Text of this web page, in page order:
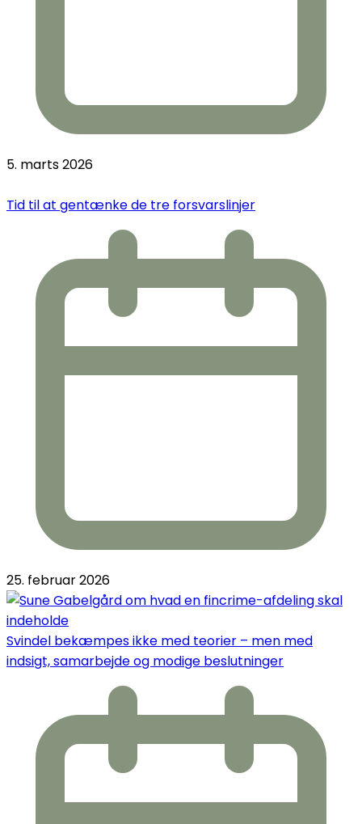
5. marts 2026
Tid til at gentænke de tre forsvarslinjer
25. februar 2026
Svindel bekæmpes ikke med teorier – men med
indsigt, samarbejde og modige beslutninger